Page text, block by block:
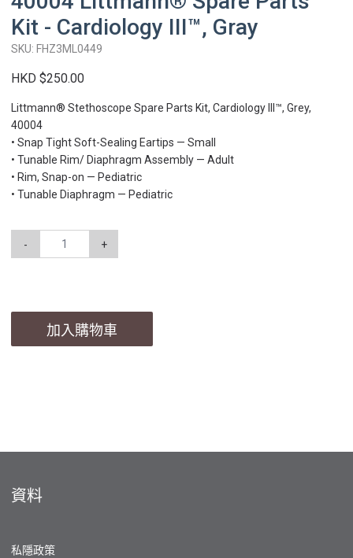
Kit - Cardiology III™, Gray
SKU: FHZ3ML0449
HKD $250.00
Littmann® Stethoscope Spare Parts Kit, Cardiology III™, Grey,
40004
• Snap Tight Soft-Sealing Eartips — Small
• Tunable Rim/ Diaphragm Assembly — Adult
• Rim, Snap-on — Pediatric
• Tunable Diaphragm — Pediatric
- +
加入購物車
資料
私隱政策